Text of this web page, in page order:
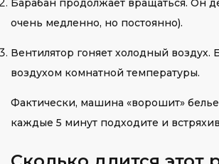
Барабан продолжает вращаться. Он
очень медленно, но постоянно).
Вентилятор гоняет холодный воздух.
воздухом комнатной температуры.
Фактически, машина «ворошит»
каждые 5 минут подходите и